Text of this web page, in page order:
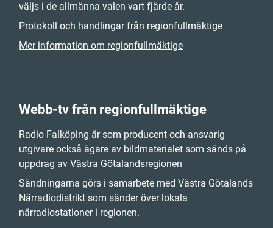
väljs i de allmänna valen vart fjärde år.
Protokoll och handlingar från regionfullmäktige
Mer information om regionfullmäktige
Webb-tv från regionfullmäktige
Radio Falköping är som producent och ansvarig
utgivare också ägare av bildmaterialet som sänds på
uppdrag av Västra Götalandsregionen
Sändningarna görs i samarbete med Västra Götalands
Närradiodistrikt som sänder över lokala
närradiostationer i regionen.